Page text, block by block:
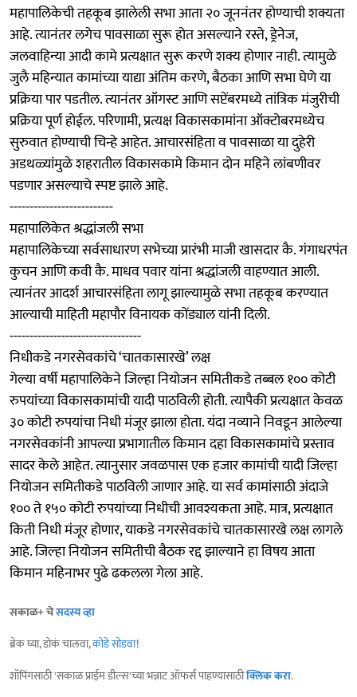
महापालिकेची तहकूब झालेली सभा आता २० जूननंतर होण्याची शक्यता
आहे. त्यानंतर लगेच पावसाळा सुरू होत असल्याने रस्ते, ड्रेनेज,
जलवाहिन्या आदी कामे प्रत्यक्षात सुरू करणे शक्य होणार नाही. त्यामुळे
जुलै महिन्यात कामांच्या याद्या अंतिम करणे, बैठका आणि सभा घेणे या
प्रक्रिया पार पडतील. त्यानंतर ऑगस्ट आणि सप्टेंबरमध्ये तांत्रिक मंजुरीची
प्रक्रिया पूर्ण होईल. परिणामी, प्रत्यक्ष विकासकामांना ऑक्टोबरमध्येच
सुरुवात होण्याची चिन्हे आहेत. आचारसंहिता व पावसाळा या दुहेरी
अडथळ्यांमुळे शहरातील विकासकामे किमान दोन महिने लांबणीवर
पडणार असल्याचे स्पष्ट झाले आहे.
--------------------------
महापालिकेत श्रद्धांजली सभा
महापालिकेच्या सर्वसाधारण सभेच्या प्रारंभी माजी खासदार कै. गंगाधरपंत
कुचन आणि कवी कै. माधव पवार यांना श्रद्धांजली वाहण्यात आली.
त्यानंतर आदर्श आचारसंहिता लागू झाल्यामुळे सभा तहकूब करण्यात
आल्याची माहिती महापौर विनायक कोंड्याल यांनी दिली.
---------------------------------
निधीकडे नगरसेवकांचे ‘चातकासारखे’ लक्ष
गेल्या वर्षी महापालिकेने जिल्हा नियोजन समितीकडे तब्बल १०० कोटी
रुपयांच्या विकासकामांची यादी पाठविली होती. त्यापैकी प्रत्यक्षात केवळ
३० कोटी रुपयांचा निधी मंजूर झाला होता. यंदा नव्याने निवडून आलेल्या
नगरसेवकांनी आपल्या प्रभागातील किमान दहा विकासकामांचे प्रस्ताव
सादर केले आहेत. त्यानुसार जवळपास एक हजार कामांची यादी जिल्हा
नियोजन समितीकडे पाठविली जाणार आहे. या सर्व कामांसाठी अंदाजे
१०० ते १५० कोटी रुपयांच्या निधीची आवश्यकता आहे. मात्र, प्रत्यक्षात
किती निधी मंजूर होणार, याकडे नगरसेवकांचे चातकासारखे लक्ष लागले
आहे. जिल्हा नियोजन समितीची बैठक रद्द झाल्याने हा विषय आता
किमान महिनाभर पुढे ढकलला गेला आहे.
सकाळ+ चेसदस्य व्हा
ब्रेक घ्या, डोकं चालवा,कोडे सोडवा!
शॉपिंगसाठी 'सकाळ प्राईम डील्स'च्या भन्नाट ऑफर्स पाहण्यासाठीक्लिक करा.